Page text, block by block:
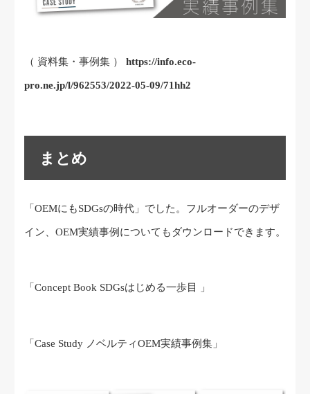
（ 資料集・事例集 ） https://info.eco-
pro.ne.jp/l/962553/2022-05-09/71hh2
まとめ
「OEMにもSDGsの時代」でした。フルオーダーのデザ
イン、OEM実績事例についてもダウンロードできます。
「Concept Book SDGsはじめる一歩目 」
「Case Study ノベルティOEM実績事例集」